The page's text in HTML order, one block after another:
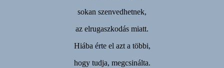
sokan szenvedhetnek,
az elrugaszkodás miatt.
Hiába érte el azt a többi,
hogy tudja, megcsinálta.